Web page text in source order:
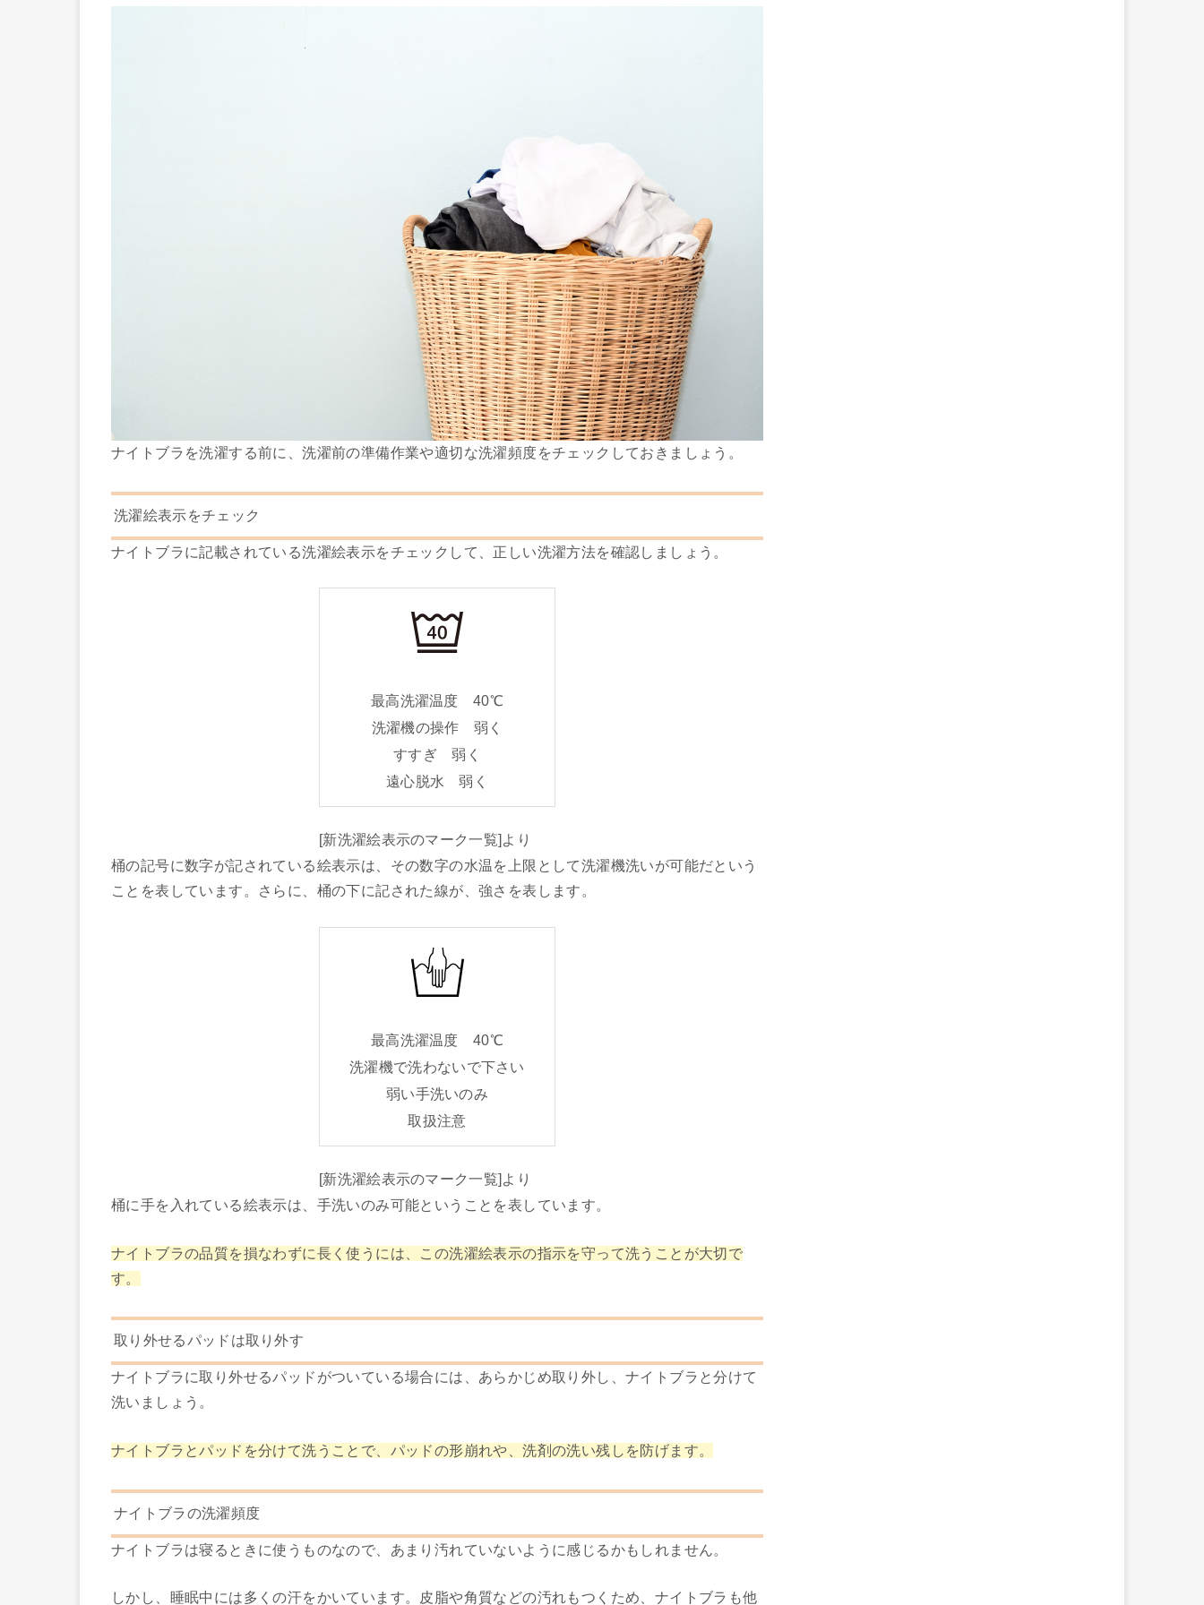
ナイトブラを洗濯する前に、洗濯前の準備作業や適切な洗濯頻度をチェックしておきましょう。
洗濯絵表示をチェック
ナイトブラに記載されている洗濯絵表示をチェックして、正しい洗濯方法を確認しましょう。
最高洗濯温度 40℃
洗濯機の操作 弱く
すすぎ 弱く
遠心脱水 弱く
[新洗濯絵表示のマーク一覧]より
桶の記号に数字が記されている絵表示は、その数字の水温を上限として洗濯機洗いが可能だという
ことを表しています。さらに、桶の下に記された線が、強さを表します。
最高洗濯温度 40℃
洗濯機で洗わないで下さい
弱い手洗いのみ
取扱注意
[新洗濯絵表示のマーク一覧]より
桶に手を入れている絵表示は、手洗いのみ可能ということを表しています。
ナイトブラの品質を損なわずに長く使うには、この洗濯絵表示の指示を守って洗うことが大切で
す。
取り外せるパッドは取り外す
ナイトブラに取り外せるパッドがついている場合には、あらかじめ取り外し、ナイトブラと分けて
洗いましょう。
ナイトブラとパッドを分けて洗うことで、パッドの形崩れや、洗剤の洗い残しを防げます。
ナイトブラの洗濯頻度
ナイトブラは寝るときに使うものなので、あまり汚れていないように感じるかもしれません。
しかし、 睡眠中には多くの汗をかいています。 皮脂や角質などの汚れもつくため、ナイトブラも他